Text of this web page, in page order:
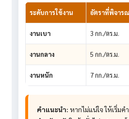
ระดับการใช้งาน อัตราที่พิจาร
งานเบา 3 กก./ตร.ม.
งานกลาง 5 กก./ตร.ม.
งานหนัก 7 กก./ตร.ม.
คำแนะนำ: หากไม่แน่ใจ ให้เริ่ม